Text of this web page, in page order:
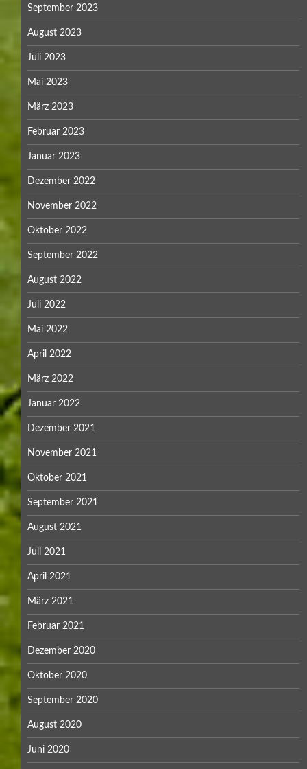
September 2023
August 2023
Juli 2023
Mai 2023
März 2023
Februar 2023
Januar 2023
Dezember 2022
November 2022
Oktober 2022
September 2022
August 2022
Juli 2022
Mai 2022
April 2022
März 2022
Januar 2022
Dezember 2021
November 2021
Oktober 2021
September 2021
August 2021
Juli 2021
April 2021
März 2021
Februar 2021
Dezember 2020
Oktober 2020
September 2020
August 2020
Juni 2020